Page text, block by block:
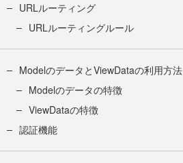
URLルーティング
URLルーティングルール
ModelのデータとViewDataの利用方法
Modelのデータの特徴
ViewDataの特徴
認証機能